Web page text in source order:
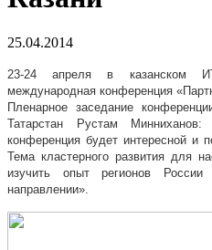
25.04.2014
23-24 апреля в казанском
международная конференция
Пленарное заседание
Татарстан Рустам
конференция будет интересной и
Тема кластерного развития для
изучить опыт регионов
направлении».